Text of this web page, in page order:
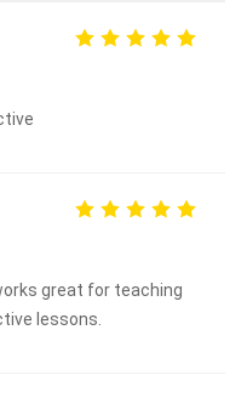
great for teaching
lessons.